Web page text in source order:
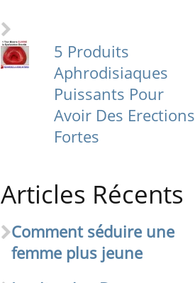
5 Produits
Aphrodisiaques
Puissants Pour
Avoir Des Erections
Fortes
Articles Récents
Comment séduire une
femme plus jeune